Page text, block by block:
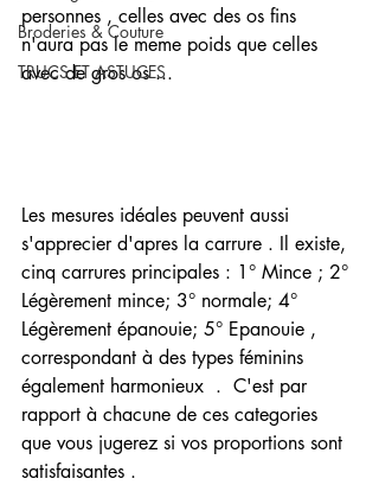
Broderies & Couture
TRUCS ET ASTUCES
personnes , celles avec des os fins
n'aura pas le meme poids que celles
avec de gros os ...
Les mesures idéales peuvent aussi
s'apprecier d'apres la carrure . Il existe,
cinq carrures principales : 1° Mince ; 2°
Légèrement mince; 3° normale; 4°
Légèrement épanouie; 5° Epanouie ,
correspondant à des types féminins
également harmonieux  .  C'est par
rapport à chacune de ces categories
que vous jugerez si vos proportions sont
satisfaisantes .